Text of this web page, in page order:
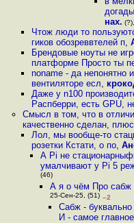
нах.
Чтож люди то
гиков обозреввтелей п,
Брендовые ноуты не
платформе Просто ты
noname - да непонятно
вентиляторе есл,
Даже у n100
Распберри, есть GPU,
Смысл в том, что в
качественно сделан, плюс
Лол, мы вообще-то
розетки Кстати, о по,
А Pi не
умалчивают у Pi 5
(46)
А я о чём Про сабж
25-Сен-25, (51) –2
Сабж -
И - самое